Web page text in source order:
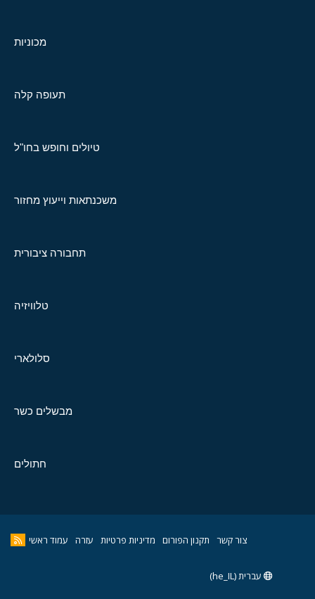
מכוניות
תעופה קלה
טיולים וחופש בחו"ל
משכנתאות וייעוץ מחזור
תחבורה ציבורית
טלוויזיה
סלולארי
מבשלים כשר
חתולים
צור קשר תקנון הפורום מדיניות פרטיות עזרה עמוד ראשי
עברית (he_IL)